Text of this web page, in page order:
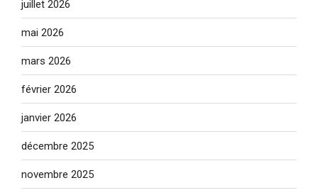
juillet 2026
mai 2026
mars 2026
février 2026
janvier 2026
décembre 2025
novembre 2025